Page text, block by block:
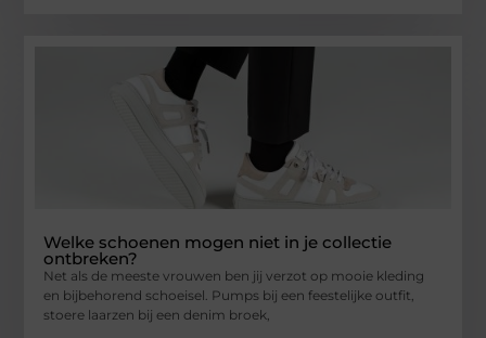
Welke schoenen mogen niet in je collectie
ontbreken?
Net als de meeste vrouwen ben jij verzot op mooie kleding
en bijbehorend schoeisel. Pumps bij een feestelijke outfit,
stoere laarzen bij een denim broek,